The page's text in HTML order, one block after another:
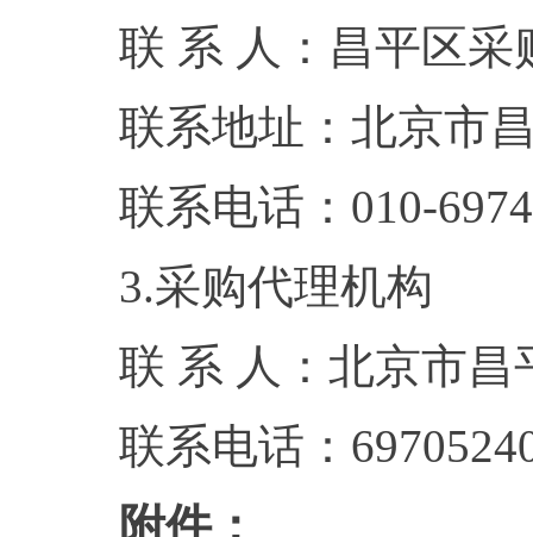
联 系 人：昌平区采
联系地址：北京市
联系电话：010-
3.采购代理机构
联 系 人：北京市
联系电话：
附件：